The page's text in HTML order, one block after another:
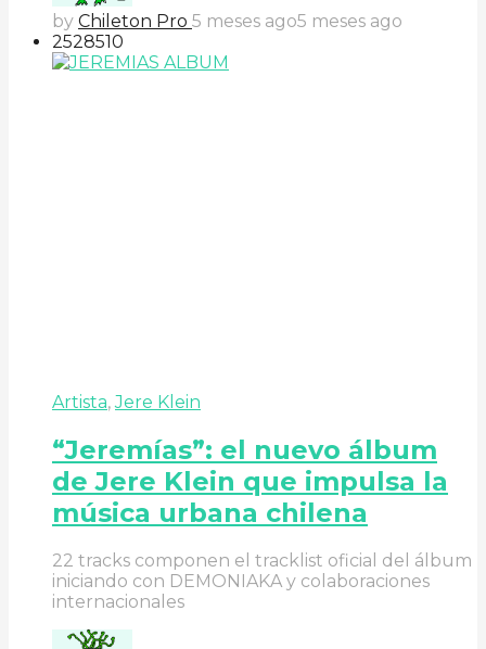
by Chileton Pro 5 meses ago5 meses ago
2528510
Artista,Jere Klein
“Jeremías”: el nuevo álbum
de Jere Klein que impulsa la
música urbana chilena
22 tracks componen el tracklist oficial del álbum
iniciando con DEMONIAKA y colaboraciones
internacionales